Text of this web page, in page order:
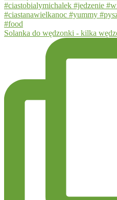
Solanka do wędzonki - kilka